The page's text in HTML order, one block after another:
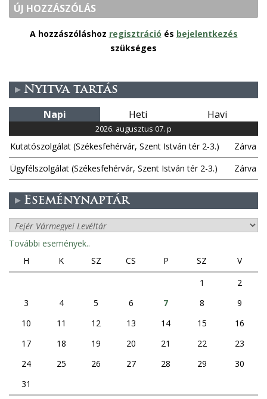
ÚJ HOZZÁSZÓLÁS
A hozzászóláshoz regisztráció és bejelentkezés
szükséges
Nyitva tartás
Napi Heti Havi
2026. augusztus 07. p
Kutatószolgálat (Székesfehérvár, Szent István tér 2-3.)
Zárva
Ügyfélszolgálat (Székesfehérvár, Szent István tér 2-3.)
Zárva
Eseménynaptár
További események..
H
K SZ CS P SZ
V
1
2
3
4 5 6 7 8
9
10
11 12 13 14 15
16
17
18 19 20 21 22
23
24
25 26 27 28 29
30
31